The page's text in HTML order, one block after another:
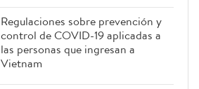
Regulaciones sobre prevención y
control de COVID-19 aplicadas a
las personas que ingresan a
Vietnam